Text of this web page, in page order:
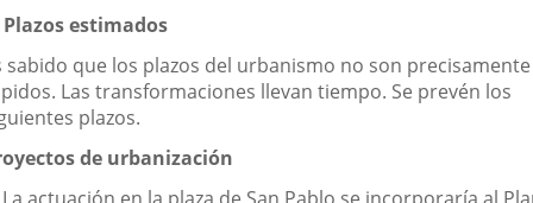
Plazos estimados
sabido que los plazos del urbanismo no son precisamente
Las transformaciones llevan tiempo. Se prevén los
plazos.
de urbanización